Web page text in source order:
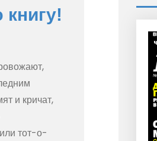
и кричат,
тот-о-